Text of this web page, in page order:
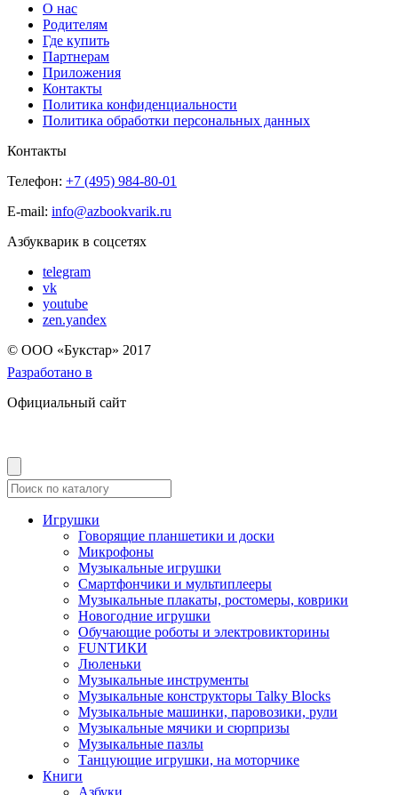
О нас
Родителям
Где купить
Партнерам
Приложения
Контакты
Политика конфиденциальности
Политика обработки персональных данных
Контакты
Телефон: +7 (495) 984-80-01
E-mail: info@azbookvarik.ru
Азбукварик в соцсетях
telegram
vk
youtube
zen.yandex
© OOO «Букстар» 2017
Разработано в
Официальный сайт
Игрушки
Говорящие планшетики и доски
Микрофоны
Музыкальные игрушки
Смартфончики и мультиплееры
Музыкальные плакаты, ростомеры, коврики
Новогодние игрушки
Обучающие роботы и электровикторины
FUNТИКИ
Люленьки
Музыкальные инструменты
Музыкальные конструкторы Talky Blocks
Музыкальные машинки, паровозики, рули
Музыкальные мячики и сюрпризы
Музыкальные пазлы
Танцующие игрушки, на моторчике
Книги
Азбуки